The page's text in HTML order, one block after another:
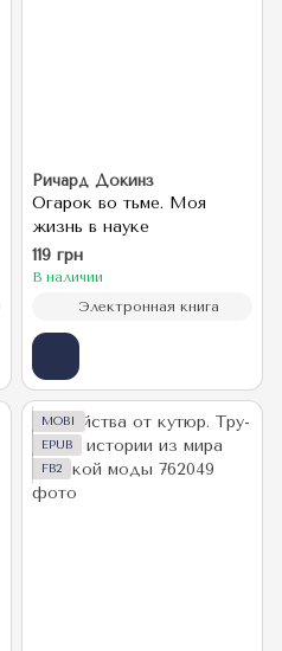
Ричард Докинз
Огарок во тьме. Моя
жизнь в науке
119 грн
В наличии
Электронная книга
MOBI
EPUB
FB2